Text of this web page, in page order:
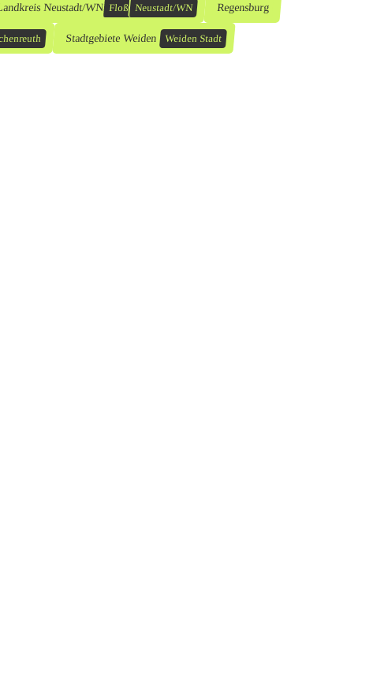
Neustadt/WN Floß Neustadt/WN Regensburg
Stadtgebiete Weiden Weiden Stadt